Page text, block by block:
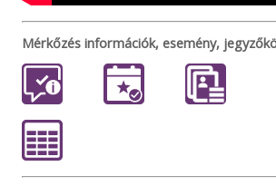
Mérkőzés információk, esemény,